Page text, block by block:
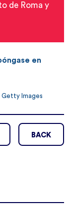
de Roma y
en
Getty Images
BACK